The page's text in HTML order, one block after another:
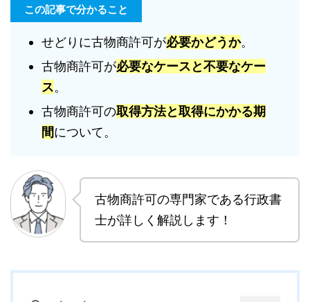
この記事で分かること
せどりに古物商許可が必要かどうか。
古物商許可が必要なケースと不要なケー
ス。
古物商許可の取得方法と取得にかかる期
間について。
古物商許可の専門家である行政書
士が詳しく解説します！